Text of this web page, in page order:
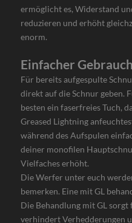
ermöglicht es, Widerstand
reduzieren und erhöht
enorm.
Einfacher Gebrauch
Für bereits aufgespulte
direkt auf die Schnur geben.
besten ein faserfreies Tuch,
Greased Lightning
während des Aufspulen
deiner monofilen
Vielfaches erhöht.
Die Werfer unter euch
bemerken. Eine mit GL
Die Behandlung mit GL
verhindert Verhedderungen